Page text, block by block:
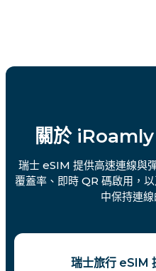
關於
瑞士 eSIM 提供高速連線與
覆蓋率、即時 QR 碼啟用，
中保持連線
瑞士旅行 eSIM